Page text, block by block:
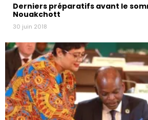
Derniers préparatifs avant le
Nouakchott
30 juin 2018